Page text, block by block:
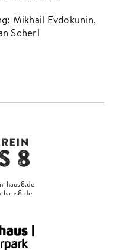
Mikhail Evdokunin,
Scherl
haus8.de
haus8.de